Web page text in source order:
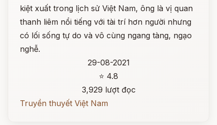
kiệt xuất trong lịch sử Việt Nam, ông là vị quan
thanh liêm nổi tiếng với tài trí hơn người nhưng
có lối sống tự do và vô cùng ngang tàng, ngạo
nghễ.
29-08-2021
⭐ 4.8
3,929 lượt đọc
Truyền thuyết Việt Nam